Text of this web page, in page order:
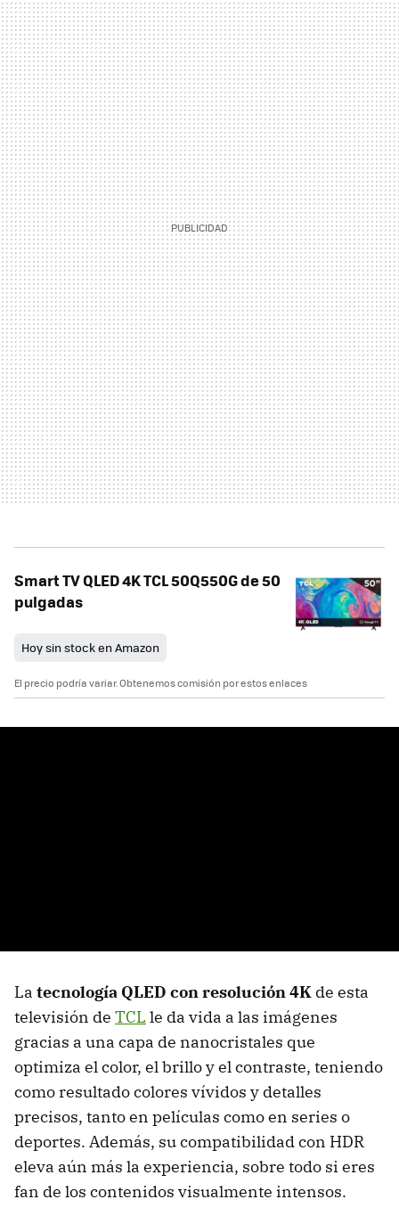
Smart TV QLED 4K TCL 50Q550G de 50
pulgadas
Hoy sin stock en Amazon
El precio podría variar. Obtenemos comisión por estos enlaces
La tecnología QLED con resolución 4K de esta
televisión de TCL le da vida a las imágenes
gracias a una capa de nanocristales que
optimiza el color, el brillo y el contraste, teniendo
como resultado colores vívidos y detalles
precisos, tanto en películas como en series o
deportes. Además, su compatibilidad con HDR
eleva aún más la experiencia, sobre todo si eres
fan de los contenidos visualmente intensos.